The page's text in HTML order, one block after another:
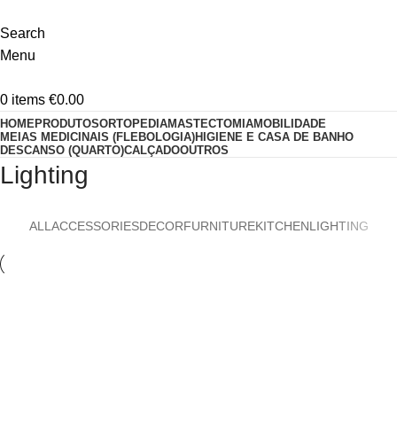
Search
Menu
0 items €0.00
HOMEPRODUTOSORTOPEDIAMASTECTOMIAMOBILIDADE
MEIAS MEDICINAIS (FLEBOLOGIA)HIGIENE E CASA DE BANHO
DESCANSO (QUARTO)CALÇADOOUTROS
Lighting
ALL ACCESSORIESDECORFURNITUREKITCHENLIGHTING